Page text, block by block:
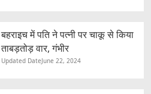
बहराइच में पति ने पत्नी पर चाकू से किया
ताबड़तोड़ वार, गंभीर
Updated DateJune 22, 2024